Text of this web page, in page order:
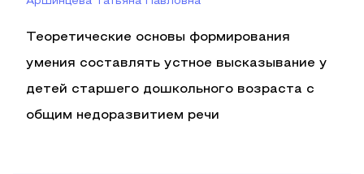
Теоретические основы формирования
умения составлять устное высказывание у
детей старшего дошкольного возраста с
общим недоразвитием речи